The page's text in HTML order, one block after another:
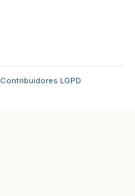
Contribuidores LGPD